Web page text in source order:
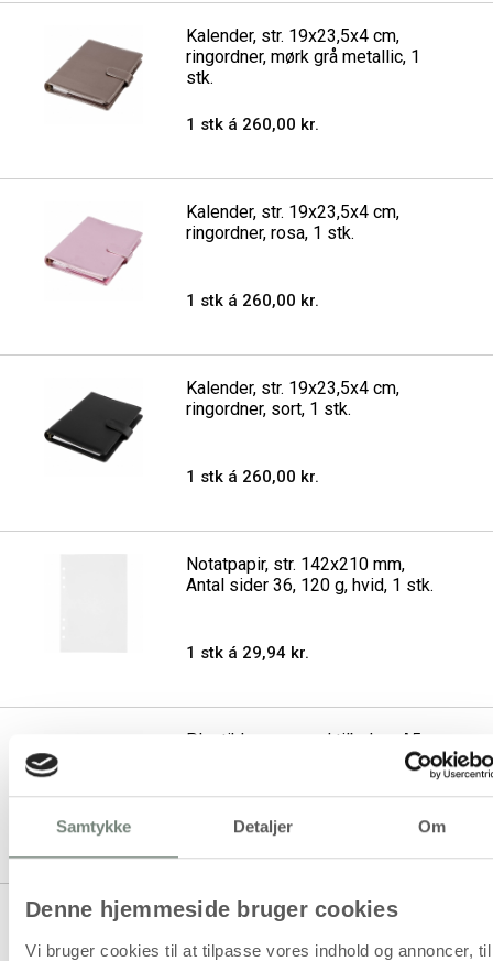
Samtykke Detaljer Om
Denne hjemmeside bruger cookies
Vi bruger cookies til at tilpasse vores indhold og annoncer, til
Kalender, str. 19x23,5x4 cm,
ringordner, mørk grå metallic, 1
stk.
1 stk á 260,00 kr.
Kalender, str. 19x23,5x4 cm,
ringordner, rosa, 1 stk.
1 stk á 260,00 kr.
Kalender, str. 19x23,5x4 cm,
ringordner, sort, 1 stk.
1 stk á 260,00 kr.
Notatpapir, str. 142x210 mm,
Antal sider 36, 120 g, hvid, 1 stk.
1 stk á 29,94 kr.
Plastiklomme med tilbehør, A5,
1 stk á 29,94 kr.
Skilleblade, A5, Antal sider 12,